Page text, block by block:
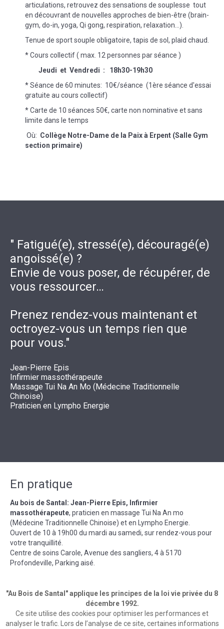
articulations, retrouvez des sensations de souplesse tout
en découvrant de nouvelles approches de bien-être (brain-
gym, do-in, yoga, Qi gong, respiration, relaxation…).
Tenue de sport souple obligatoire, tapis de sol, plaid chaud.
* Cours collectif ( max. 12 personnes par séance )
Jeudi et Vendredi : 18h30-19h30
* Séance de 60 minutes: 10€/séance (1ère séance d'essai
gratuite au cours collectif)
* Carte de 10 séances 50€, carte non nominative et sans
limite dans le temps
Où: Collège Notre-Dame de la Paix à Erpent (Salle Gym
section primaire)
" Fatigué(e), stressé(e), découragé(e)
angoissé(e) ?
Envie de vous poser, de récupérer, de
vous ressourcer…
Prenez rendez-vous maintenant et
octroyez-vous un temps rien que
pour vous."
Jean-Pierre Epis
Infirmier massothérapeute
Massage Tui Na An Mo (Médecine Traditionnelle
Chinoise)
Praticien en Lympho Energie
En pratique
Au bois de Santal: Jean-Pierre Epis, Infirmier
massothérapeute, praticien en massage Tui Na An mo
(Médecine Traditionnelle Chinoise) et en Lympho Energie.
Ouvert de 10 à 19h00 du mardi au samedi, sur rendez-vous pour
votre tranquillité.
Centre de soins Carole, Avenue des sangliers, 4 à 5170
Profondeville, Parking aisé.
Zone privé
Massage Namur (5100 Wépion) - Au Bois de Santal/Jean-
"Au Bois de Santal" applique les principes de la loi vie privée du 8
décembre 1992.
Ce site utilise des cookies pour optimiser les performances et
analyser le trafic. Lors de l’analyse de ce site, certaines informations